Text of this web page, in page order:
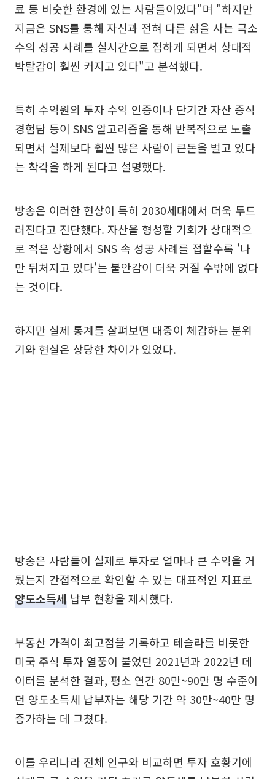
료 등 비슷한 환경에 있는 사람들이었다"며 "하지만
지금은 SNS를 통해 자신과 전혀 다른 삶을 사는 극소
수의 성공 사례를 실시간으로 접하게 되면서 상대적
박탈감이 훨씬 커지고 있다"고 분석했다.
특히 수억원의 투자 수익 인증이나 단기간 자산 증식
경험담 등이 SNS 알고리즘을 통해 반복적으로 노출
되면서 실제보다 훨씬 많은 사람이 큰돈을 벌고 있다
는 착각을 하게 된다고 설명했다.
방송은 이러한 현상이 특히 2030세대에서 더욱 두드
러진다고 진단했다. 자산을 형성할 기회가 상대적으
로 적은 상황에서 SNS 속 성공 사례를 접할수록 '나
만 뒤처지고 있다'는 불안감이 더욱 커질 수밖에 없다
는 것이다.
하지만 실제 통계를 살펴보면 대중이 체감하는 분위
기와 현실은 상당한 차이가 있었다.
방송은 사람들이 실제로 투자로 얼마나 큰 수익을 거
뒀는지 간접적으로 확인할 수 있는 대표적인 지표로
양도소득세 납부 현황을 제시했다.
부동산 가격이 최고점을 기록하고 테슬라를 비롯한
미국 주식 투자 열풍이 불었던 2021년과 2022년 데
이터를 분석한 결과, 평소 연간 80만~90만 명 수준이
던 양도소득세 납부자는 해당 기간 약 30만~40만 명
증가하는 데 그쳤다.
이를 우리나라 전체 인구와 비교하면 투자 호황기에